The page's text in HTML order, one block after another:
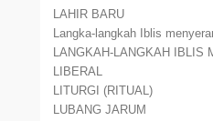
LAHIR BARU
Langka-langkah Iblis
LANGKAH-LANGKAH IBLIS
LIBERAL
LITURGI (RITUAL)
LUBANG JARUM